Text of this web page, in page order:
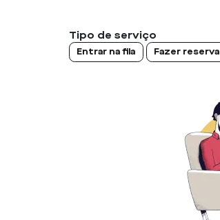
Tipo de serviço
Entrar na fila Fazer reserva